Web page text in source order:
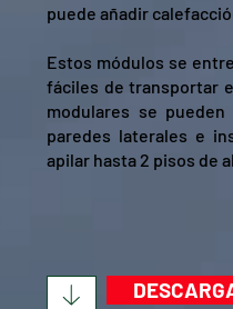
puede añadir
Estos módulos se
fáciles de transportar
modulares se
paredes laterales e
apilar hasta 2 pisos de